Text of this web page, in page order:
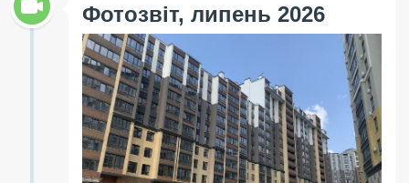
Фотозвіт, липень 2026